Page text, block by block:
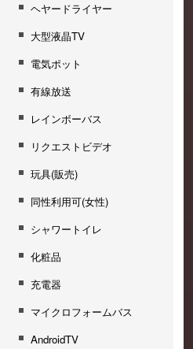
ヘヤードライヤー
大型液晶TV
電気ポット
有線放送
レインボーバス
リクエストビデオ
玩具(販売)
同性利用可(女性)
シャワートイレ
化粧品
充電器
マイクロフォームバス
AndroidTV